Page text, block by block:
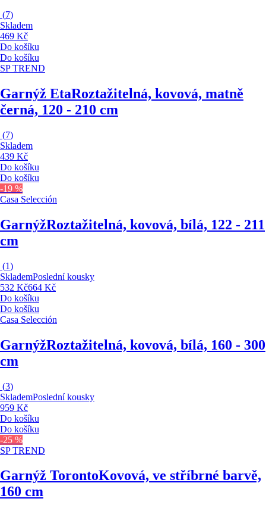
(7)
Skladem
469 Kč
Do košíku
Do košíku
SP TREND
Garnýž EtaRoztažitelná, kovová, matně
černá, 120 - 210 cm
(7)
Skladem
439 Kč
Do košíku
Do košíku
-19 %
Casa Selección
GarnýžRoztažitelná, kovová, bílá, 122 - 211
cm
(1)
SklademPoslední kousky
532 Kč664 Kč
Do košíku
Do košíku
Casa Selección
GarnýžRoztažitelná, kovová, bílá, 160 - 300
cm
(3)
SklademPoslední kousky
959 Kč
Do košíku
Do košíku
-25 %
SP TREND
Garnýž TorontoKovová, ve stříbrné barvě,
160 cm